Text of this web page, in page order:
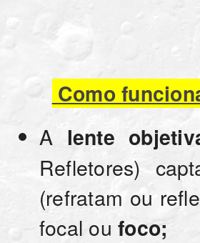
Como
A lente
Refletores)
(refratam ou
focal oufoco;